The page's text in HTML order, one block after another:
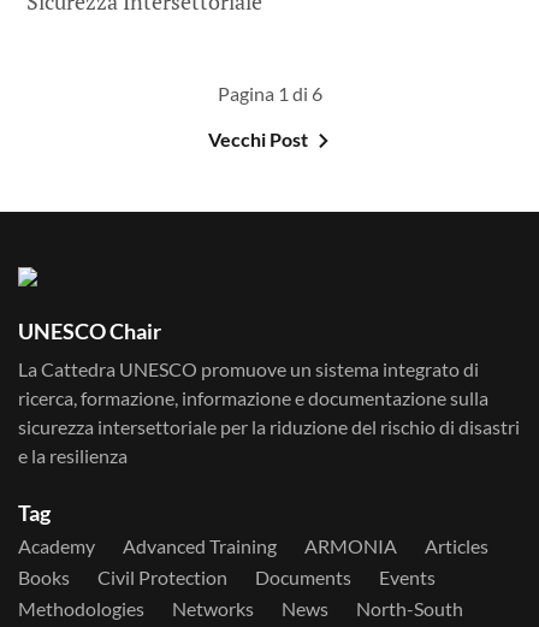
Pagina 1 di 6
Vecchi Post
UNESCO Chair
La Cattedra UNESCO promuove un sistema integrato di
ricerca, formazione, informazione e documentazione sulla
sicurezza intersettoriale per la riduzione del rischio di disastri
e la resilienza
Tag
Academy Advanced Training ARMONIA
Articles
Books
Civil Protection Documents
Events
Methodologies
Networks News
North-South